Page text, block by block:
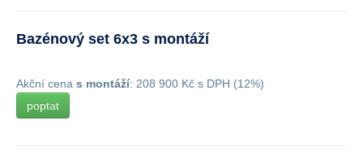
Bazénový set 6x3 s montáží
Akční cena s montáží: 208 900 Kč s DPH (12%)
poptat